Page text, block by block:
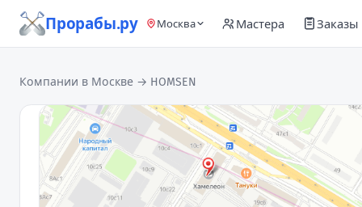
Прорабы.ру Москва Мастера Заказы
Компании в Москве → HOMSEN
HOMSEN
Компания
★4,5
отзыва